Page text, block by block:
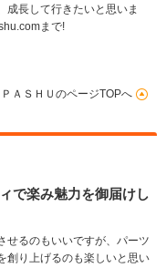
長して行きたいと思いま
まで!
ＰＡＳＨＵのページTOPへ
で楽み魅力を御届けし
せるのもいいですが、パーツ
創り上げるのも楽しいと思い